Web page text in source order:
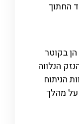
החתוך
בקוטר
הנלווה
הניתוח
על מהלך